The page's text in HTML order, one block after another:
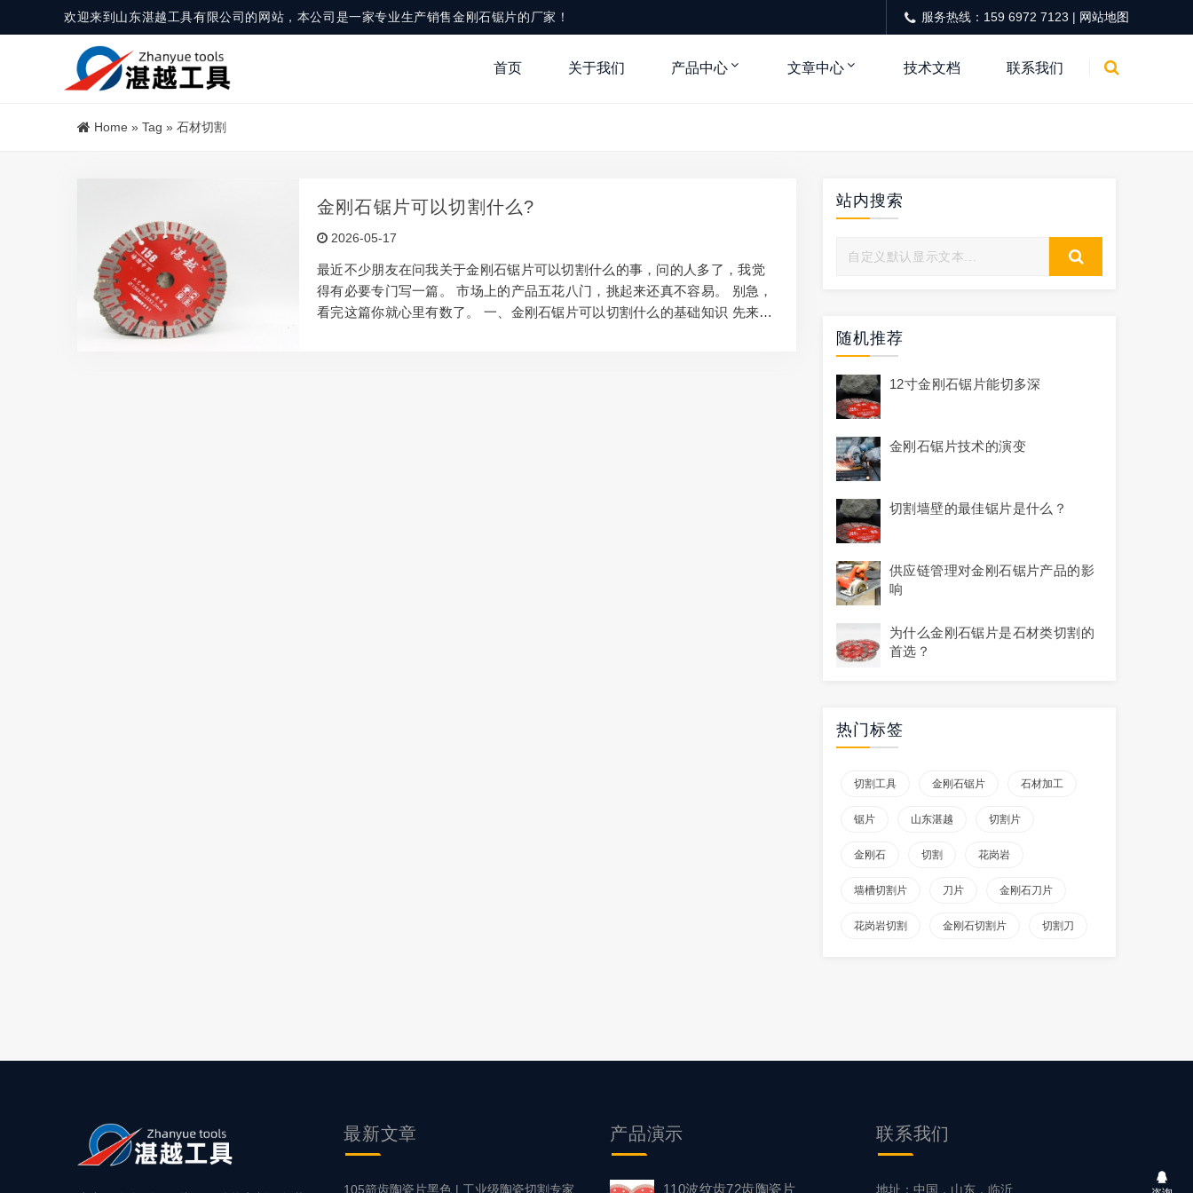
欢迎来到山东湛越工具有限公司的网站，本公司是一家专业生产销售金刚石锯片的厂家！ 服务热线：159 6972 7123 | 网站地图
首页 关于我们 产品中心 文章中心 技术文档 联系我们
Home » Tag » 石材切割
金刚石锯片可以切割什么?
2026-05-17
最近不少朋友在问我关于金刚石锯片可以切割什么的事，问的人多了，我觉
得有必要专门写一篇。 市场上的产品五花八门，挑起来还真不容易。 别急，
看完这篇你就心里有数了。 一、金刚石锯片可以切割什么的基础知识 先来说
站内搜索
随机推荐
12寸金刚石锯片能切多深
金刚石锯片技术的演变
切割墙壁的最佳锯片是什么？
供应链管理对金刚石锯片产品的影
响
为什么金刚石锯片是石材类切割的
首选？
热门标签
切割工具 金刚石锯片 石材加工
锯片 山东湛越 切割片
金刚石 切割 花岗岩
墙槽切割片 刀片 金刚石刀片
花岗岩切割 金刚石切割片 切割刀
最新文章
105箭齿陶瓷片黑色 | 工业级陶瓷切割专家
产品演示
110波纹齿72齿陶瓷片
联系我们
地址：中国，山东，临沂